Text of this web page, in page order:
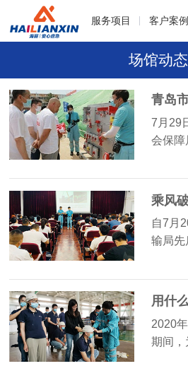
服务项目 客户案例
场馆动态
7月29
会保
自7月
输局
2020
期间